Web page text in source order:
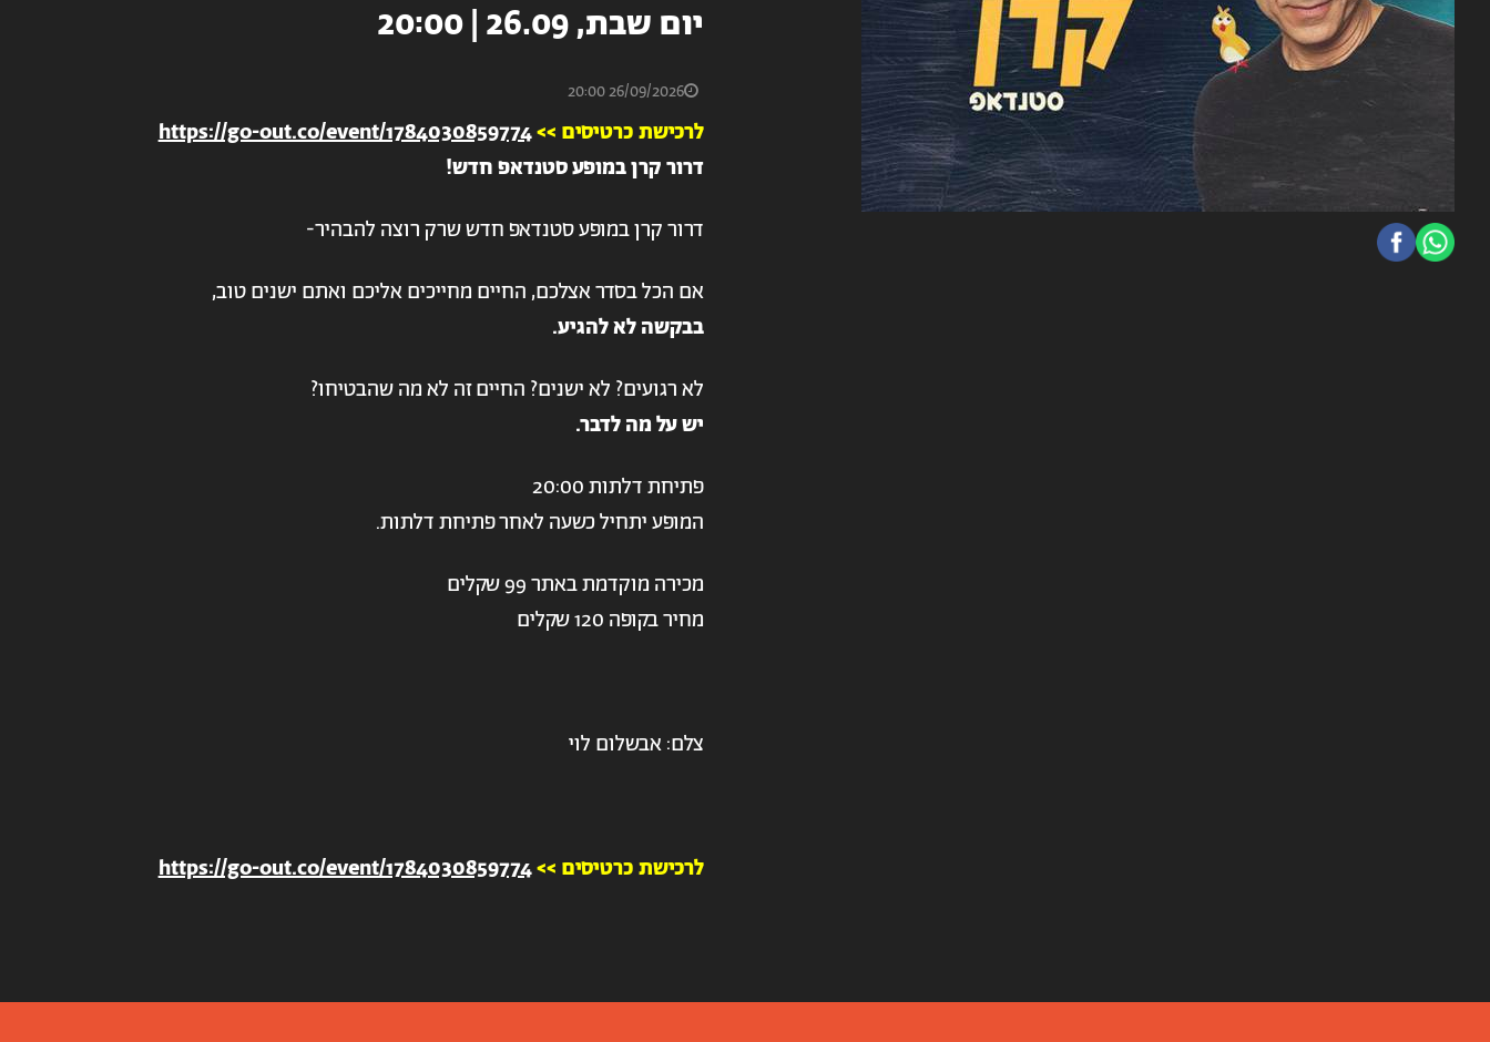
יום שבת, 26.09 | 20:00
26/09/2026 20:00
לרכישת כרטיסים >>https://go-out.co/event/1784030859774
דרור קרן במופע סטנדאפ חדש!
דרור קרן במופע סטנדאפ חדש שרק רוצה להבהיר-
אם הכל בסדר אצלכם, החיים מחייכים אליכם ואתם ישנים טוב,
בבקשה לא להגיע.
לא רגועים? לא ישנים? החיים זה לא מה שהבטיחו?
יש על מה לדבר.
פתיחת דלתות 20:00
המופע יתחיל כשעה לאחר פתיחת דלתות.
מכירה מוקדמת באתר 99 שקלים
מחיר בקופה 120 שקלים
צלם: אבשלום לוי
לרכישת כרטיסים >>https://go-out.co/event/1784030859774